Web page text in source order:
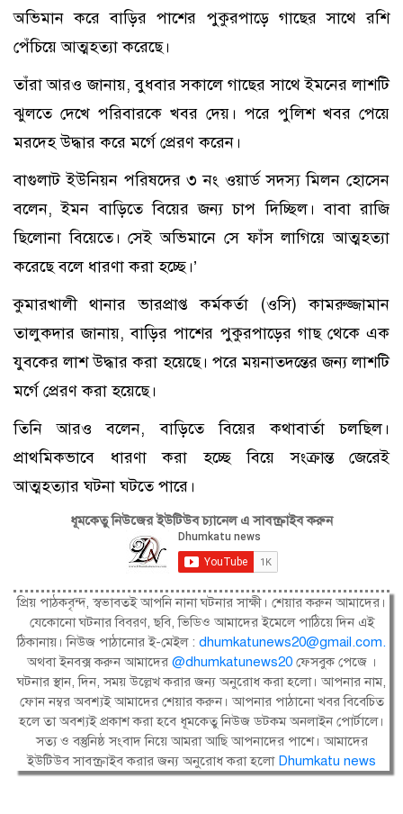
অভিমান করে বাড়ির পাশের পুকুরপাড়ে গাছের সাথে রশি
পেঁচিয়ে আত্মহত্যা করেছে।
তাঁরা আরও জানায়, বুধবার সকালে গাছের সাথে ইমনের লাশটি
ঝুলতে দেখে পরিবারকে খবর দেয়। পরে পুলিশ খবর পেয়ে
মরদেহ উদ্ধার করে মর্গে প্রেরণ করেন।
বাগুলাট ইউনিয়ন পরিষদের ৩ নং ওয়ার্ড সদস্য মিলন হোসেন
বলেন, ইমন বাড়িতে বিয়ের জন্য চাপ দিচ্ছিল। বাবা রাজি
ছিলোনা বিয়েতে। সেই অভিমানে সে ফাঁস লাগিয়ে আত্মহত্যা
করেছে বলে ধারণা করা হচ্ছে।’
কুমারখালী থানার ভারপ্রাপ্ত কর্মকর্তা (ওসি) কামরুজ্জামান
তালুকদার জানায়, বাড়ির পাশের পুকুরপাড়ের গাছ থেকে এক
যুবকের লাশ উদ্ধার করা হয়েছে। পরে ময়নাতদন্তের জন্য লাশটি
মর্গে প্রেরণ করা হয়েছে।
তিনি আরও বলেন, বাড়িতে বিয়ের কথাবার্তা চলছিল।
প্রাথমিকভাবে ধারণা করা হচ্ছে বিয়ে সংক্রান্ত জেরেই
আত্মহত্যার ঘটনা ঘটতে পারে।
ধূমকেতু নিউজের ইউটিউব চ্যানেল এ সাবস্ক্রাইব করুন
প্রিয় পাঠকবৃন্দ, স্বভাবতই আপনি নানা ঘটনার সাক্ষী। শেয়ার করুন আমাদের।
যেকোনো ঘটনার বিবরণ, ছবি, ভিডিও আমাদের ইমেলে পাঠিয়ে দিন এই
ঠিকানায়। নিউজ পাঠানোর ই-মেইল : dhumkatunews20@gmail.com.
অথবা ইনবক্স করুন আমাদের@dhumkatunews20 ফেসবুক পেজে ।
ঘটনার স্থান, দিন, সময় উল্লেখ করার জন্য অনুরোধ করা হলো। আপনার নাম,
ফোন নম্বর অবশ্যই আমাদের শেয়ার করুন। আপনার পাঠানো খবর বিবেচিত
হলে তা অবশ্যই প্রকাশ করা হবে ধূমকেতু নিউজ ডটকম অনলাইন পোর্টালে।
সত্য ও বস্তুনিষ্ঠ সংবাদ নিয়ে আমরা আছি আপনাদের পাশে। আমাদের
ইউটিউব সাবস্ক্রাইব করার জন্য অনুরোধ করা হলো Dhumkatu news